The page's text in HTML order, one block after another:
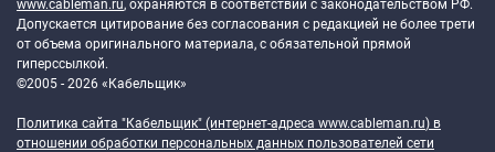
www.cableman.ru, охраняются в соответствии с законодательством РФ.
Допускается цитирование без согласования с редакцией не более трети
от объема оригинального материала, с обязательной прямой
гиперссылкой.
©2005 - 2026 «Кабельщик»
Политика сайта "Кабельщик" (интернет-адреса www.cableman.ru) в
отношении обработки персональных данных пользователей сети